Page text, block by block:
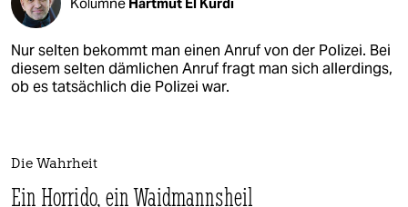
Nur selten bekommt man einen Anruf von der Polizei. Bei
diesem selten dämlichen Anruf fragt man sich allerdings,
ob es tatsächlich die Polizei war.
Die Wahrheit
Ein Horrido, ein Waidmannsheil